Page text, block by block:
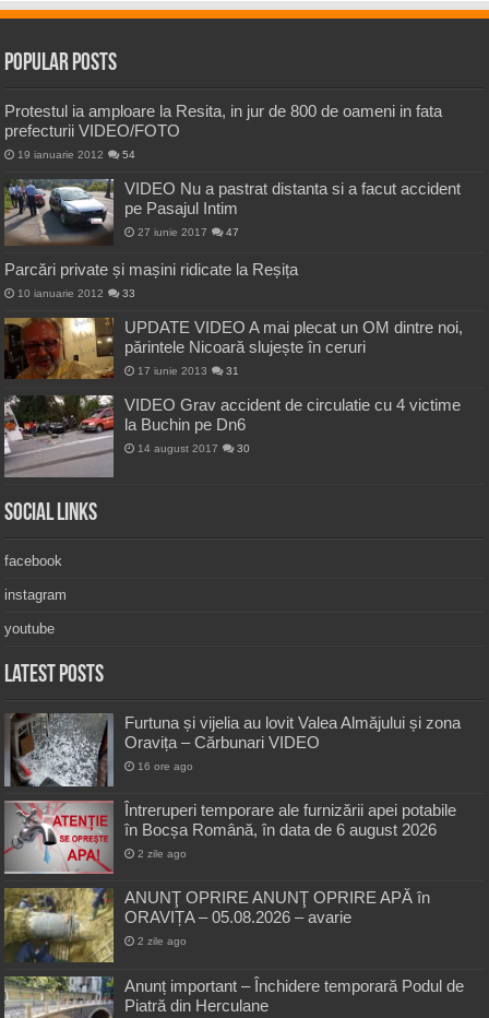
Popular Posts
Protestul ia amploare la Resita, in jur de 800 de oameni in fata
prefecturii VIDEO/FOTO
19 ianuarie 2012 54
VIDEO Nu a pastrat distanta si a facut accident
pe Pasajul Intim
27 iunie 2017 47
Parcări private și mașini ridicate la Reșița
10 ianuarie 2012 33
UPDATE VIDEO A mai plecat un OM dintre noi,
părintele Nicoară slujește în ceruri
17 iunie 2013 31
VIDEO Grav accident de circulatie cu 4 victime
la Buchin pe Dn6
14 august 2017 30
Social Links
facebook
instagram
youtube
Latest Posts
Furtuna și vijelia au lovit Valea Almăjului și zona
Oravița – Cărbunari VIDEO
16 ore ago
Întreruperi temporare ale furnizării apei potabile
în Bocșa Română, în data de 6 august 2026
2 zile ago
ANUNŢ OPRIRE ANUNŢ OPRIRE APĂ în
ORAVIȚA – 05.08.2026 – avarie
2 zile ago
Anunț important – Închidere temporară Podul de
Piatră din Herculane